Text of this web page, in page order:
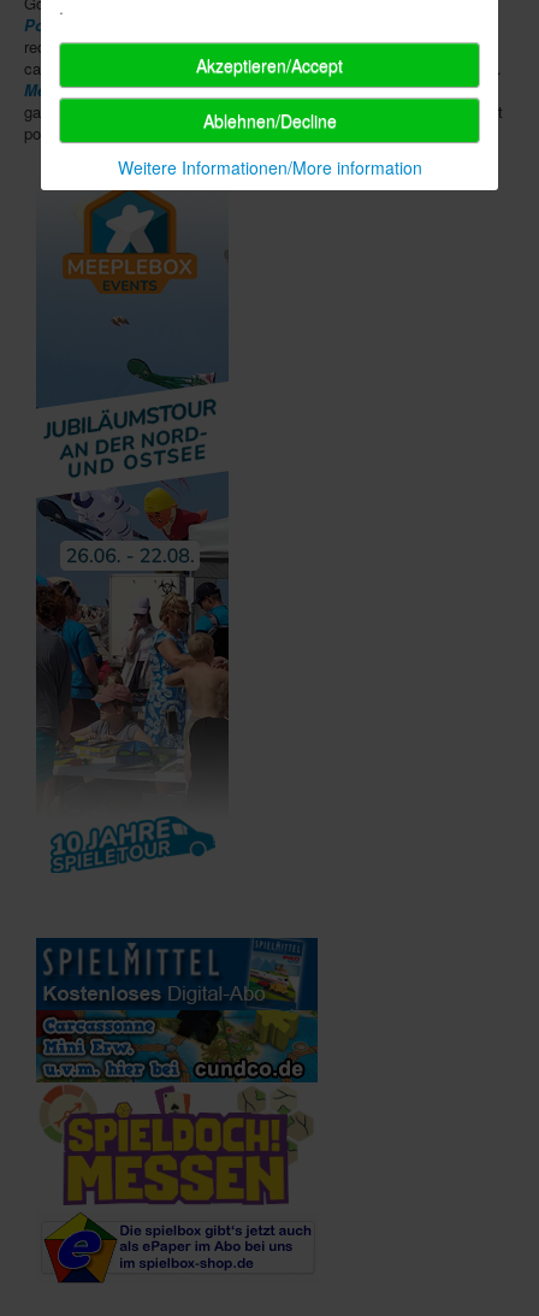
Pocket
recommending itself for playing after a meal. In addition, the tactical
card games
Food Truckare being launched for on the go.
Meister Couprewards the most cunning deceptions, while the card
game
Im Namen des Volkes: Die tödlichen Goldfische
is all about
politics.
.
Akzeptieren/Accept
Ablehnen/Decline
Weitere Informationen/More information